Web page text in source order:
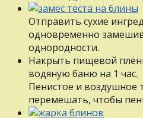
Отправить сухие
одновременно
однородности.
Накрыть пищевой
водяную баню на 1 час.
Пенистое и воздушное
перемешать, чтобы